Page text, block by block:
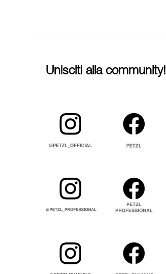
Unisciti alla community!